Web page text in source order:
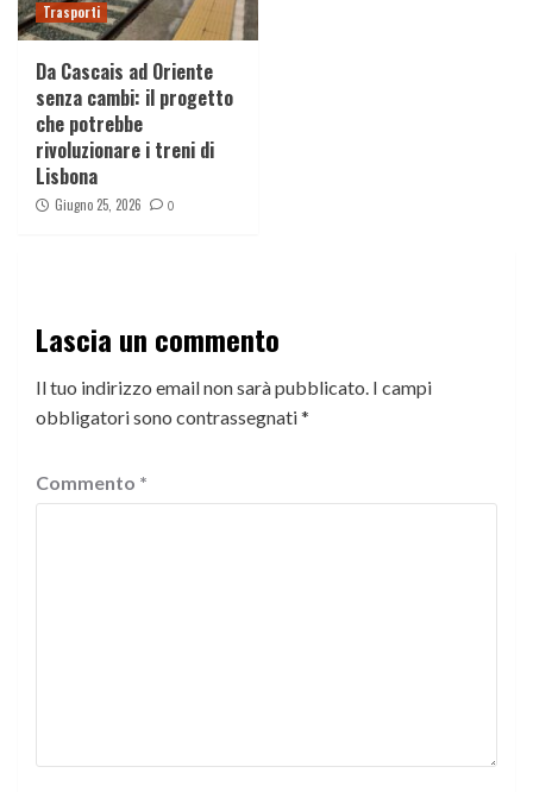
Trasporti
Da Cascais ad Oriente
senza cambi: il progetto
che potrebbe
rivoluzionare i treni di
Lisbona
Giugno 25, 2026 0
Lascia un commento
Il tuo indirizzo email non sarà pubblicato. I campi
obbligatori sono contrassegnati*
Commento *